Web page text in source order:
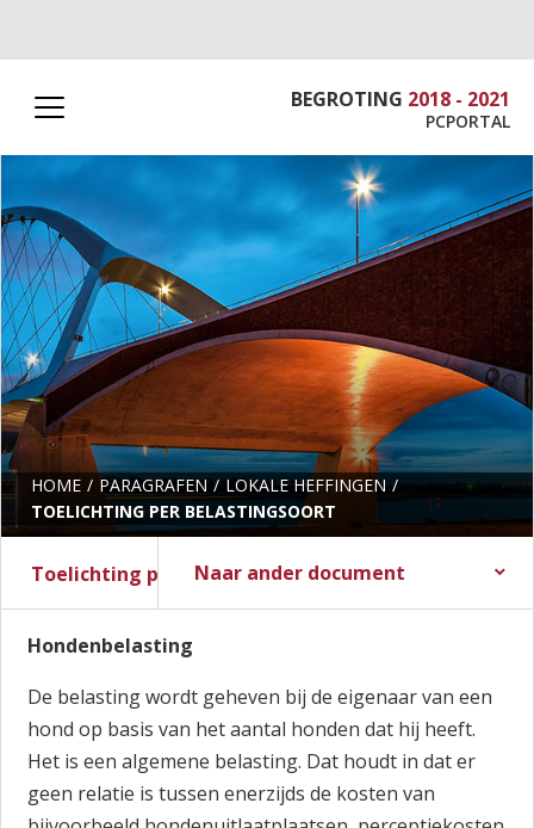
BEGROTING 2018 - 2021
PCPORTAL
HOME PARAGRAFEN
LOKALE HEFFINGEN
TOELICHTING PER BELASTINGSOORT
Naar ander document
Toelichting per belastingsoort
Hondenbelasting
De belasting wordt geheven bij de eigenaar van een
hond op basis van het aantal honden dat hij heeft.
Het is een algemene belasting. Dat houdt in dat er
geen relatie is tussen enerzijds de kosten van